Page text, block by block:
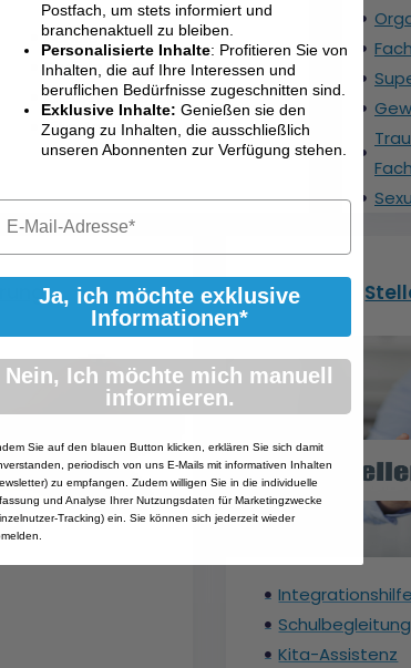
Schule
Soziale Systeme
Klassenassistenz
Kita Assistenz
Integrationshilfe
Schulbegleitung
Kita-Assistenz
Postfach, um stets informiert und
branchenaktuell zu bleiben.
Personalisierte Inhalte: Profitieren Sie von
Inhalten, die auf Ihre Interessen und
beruflichen Bedürfnisse zugeschnitten sind.
Exklusive Inhalte: Genießen sie den
Zugang zu Inhalten, die ausschließlich
unseren Abonnenten zur Verfügung stehen.
Ja, ich möchte exklusive
Informationen*
Nein, Ich möchte mich manuell
informieren.
Sie auf den blauen Button klicken, erklären Sie sich damit
periodisch von uns E-Mails mit informativen Inhalten
zu empfangen. Zudem willigen Sie in die individuelle
und Analyse Ihrer Nutzungsdaten für Marketingzwecke
Tracking) ein. Sie können sich jederzeit wieder